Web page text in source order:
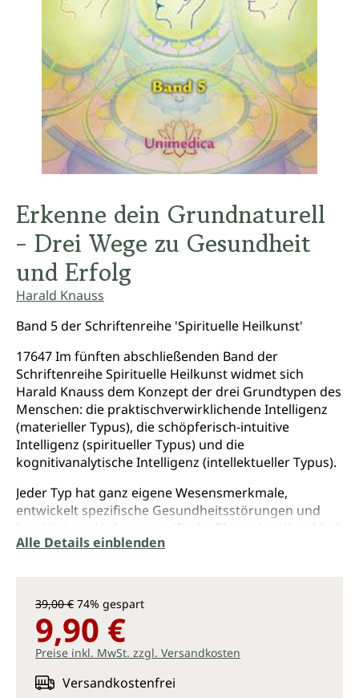
Erkenne dein Grundnaturell
- Drei Wege zu Gesundheit
und Erfolg
Harald Knauss
Band 5 der Schriftenreihe 'Spirituelle Heilkunst'
17647 Im fünften abschließenden Band der
Schriftenreihe Spirituelle Heilkunst widmet sich
Harald Knauss dem Konzept der drei Grundtypen des
Menschen: die praktischverwirklichende Intelligenz
(materieller Typus), die schöpferisch-intuitive
Intelligenz (spiritueller Typus) und die
kognitivanalytische Intelligenz (intellektueller Typus).
Jeder Typ hat ganz eigene Wesensmerkmale,
entwickelt spezifische Gesundheitsstörungen und
benötigt zur Heilung spezifische Therapien. Krankheit
entsteht in der Regel, wenn ein Leben entgegen den
nötige Harmonie wiederherzustellen, ist es wichtig,
sich über seine Veranlagung klar zu werden und
diese bestmöglich zur Verwirklichung zu bringen.
Ausführlich stellt Harald Knauss die drei Grundtypen
dar und gibt eine klare Anleitung zur Identifizierung
Alle Details einblenden
39,00 € 74% gespart
9,90 €
Preise inkl. MwSt. zzgl. Versandkosten
Versandkostenfrei